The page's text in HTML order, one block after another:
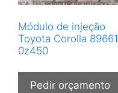
Módulo de injeção
Toyota Corolla 89661
0z450
Pedir orçamento